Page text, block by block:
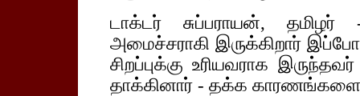
டாக்டர் சுப்பராயன்,
அமைச்சராகி இருக்கிறார்
சிறப்புக்கு உரியவராக
தாக்கினார் - தக்க